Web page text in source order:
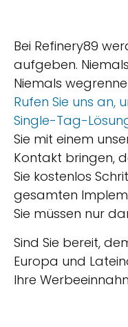
Bei Refinery89
aufgeben.
Niemals
Rufen Sie uns an,
Single-Tag-
Sie mit einem
Kontakt bringen,
Sie kostenlos
gesamten
Sie müssen nur
Sind Sie bereit,
Europa und
Ihre